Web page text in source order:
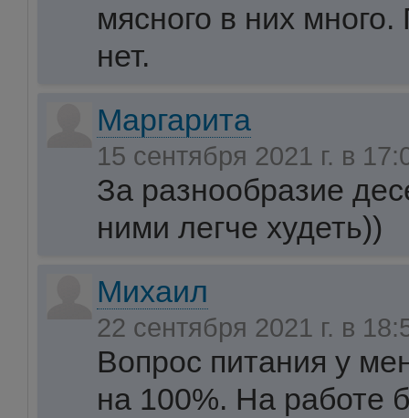
мясного в них
нет.
Маргарита
15 сентября 2021 г. в
За разнообразие
ними легче худеть))
Михаил
22 сентября 2021 г. в
Вопрос питания у
на 100%. На работе